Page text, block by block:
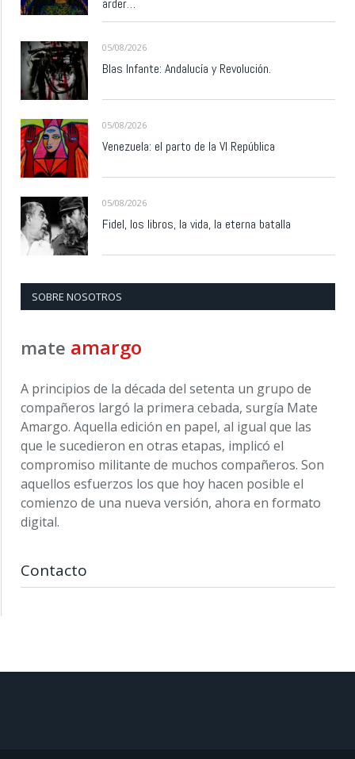
arder…
05/08/2026
Blas Infante: Andalucía y Revolución.
05/08/2026
Venezuela: el parto de la VI República
05/08/2026
Fidel, los libros, la vida, la eterna batalla
SOBRE NOSOTROS
mate amargo
A principios de la década del setenta un grupo de
compañeros largó la primera cebada, surgía Mate
Amargo. Aquella edición en papel, al igual que las
que le sucedieron en otras etapas, implicó el
compromiso militante de muchos compañeros. Son
aquellos esfuerzos los que hoy hacen posible el
comienzo de una nueva versión, ahora en formato
digital.
Contacto